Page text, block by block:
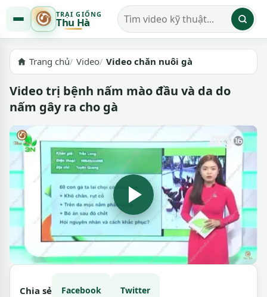
TRẠI GIỐNG
Thu Hà Tìm kiếm video
Trang chủ Video Video chăn nuôi gà
Video trị bệnh nấm mào đầu và da do
nấm gây ra cho gà
Chia sẻ Facebook Twitter